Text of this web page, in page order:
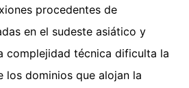
procedentes de
en el sudeste asiático y
complejidad técnica dificulta la
los dominios que alojan la